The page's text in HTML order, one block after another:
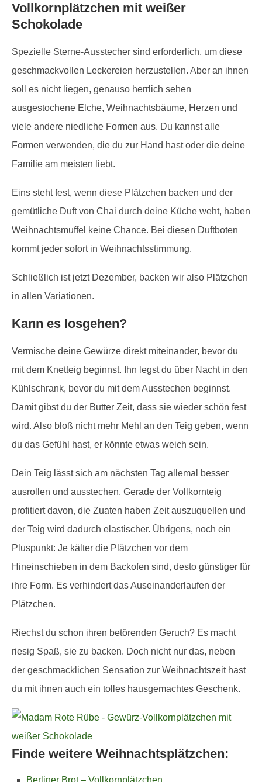
Vollkornplätzchen mit weißer
Schokolade
Spezielle Sterne-Ausstecher sind erforderlich, um diese
geschmackvollen Leckereien herzustellen. Aber an ihnen
soll es nicht liegen, genauso herrlich sehen
ausgestochene Elche, Weihnachtsbäume, Herzen und
viele andere niedliche Formen aus. Du kannst alle
Formen verwenden, die du zur Hand hast oder die deine
Familie am meisten liebt.
Eins steht fest, wenn diese Plätzchen backen und der
gemütliche Duft von Chai durch deine Küche weht, haben
Weihnachtsmuffel keine Chance. Bei diesen Duftboten
kommt jeder sofort in Weihnachtsstimmung.
Schließlich ist jetzt Dezember, backen wir also Plätzchen
in allen Variationen.
Kann es losgehen?
Vermische deine Gewürze direkt miteinander, bevor du
mit dem Knetteig beginnst. Ihn legst du über Nacht in den
Kühlschrank, bevor du mit dem Ausstechen beginnst.
Damit gibst du der Butter Zeit, dass sie wieder schön fest
wird. Also bloß nicht mehr Mehl an den Teig geben, wenn
du das Gefühl hast, er könnte etwas weich sein.
Dein Teig lässt sich am nächsten Tag allemal besser
ausrollen und ausstechen. Gerade der Vollkornteig
profitiert davon, die Zuaten haben Zeit auszuquellen und
der Teig wird dadurch elastischer. Übrigens, noch ein
Pluspunkt: Je kälter die Plätzchen vor dem
Hineinschieben in dem Backofen sind, desto günstiger für
ihre Form. Es verhindert das Auseinanderlaufen der
Plätzchen.
Riechst du schon ihren betörenden Geruch? Es macht
riesig Spaß, sie zu backen. Doch nicht nur das, neben
der geschmacklichen Sensation zur Weihnachtszeit hast
du mit ihnen auch ein tolles hausgemachtes Geschenk.
Finde weitere Weihnachtsplätzchen: